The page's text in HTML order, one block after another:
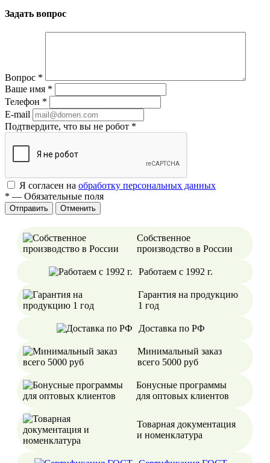
Задать вопрос
Вопрос *
Ваше имя *
Телефон *
E-mail
Подтвердите, что вы не робот *
Я согласен на обработку персональных данных
* — Обязательные поля
Отменить
Собственное
производство в России
Работаем с 1992 г.
Гарантия на продукцию
1 год
Доставка по РФ
Минимальный заказ
всего 5000 руб
Бонусные программы
для оптовых клиентов
Товарная документация
и номенклатура